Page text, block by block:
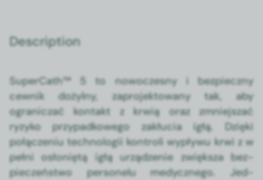
Description
Super­Cath™ 5 to nowoczes­ny i bez­pieczny
cewnik dożyl­ny, zapro­jek­towany tak, aby
ograniczać kon­takt z krwią oraz zmniejszać
ryzyko przy­pad­kowego zakłu­cia igłą. Dzię­ki
połącze­niu tech­nologii kon­troli wypły­wu krwi z w
pełni osłoniętą igłą urządze­nie zwięk­sza bez­
pieczeńst­wo per­son­elu medy­cznego. Jed­